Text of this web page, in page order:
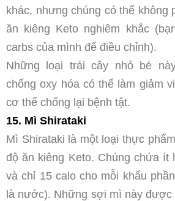
khác, nhưng chúng có thể không
ăn kiêng Keto nghiêm khắc
carbs của mình để điều chỉnh).
Những loại trái cây nhỏ bé
chống oxy hóa có thể làm giảm
cơ thể chống lại bệnh tật.
15. Mì Shirataki
Mì Shirataki là một loại thực
độ ăn kiêng Keto. Chúng chứa ít
và chỉ 15 calo cho mỗi khẩu
là nước). Những sợi mì này